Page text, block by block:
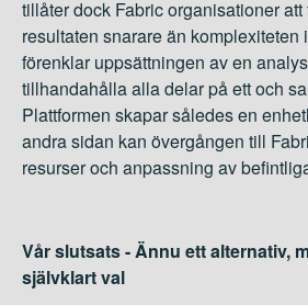
tillåter dock Fabric organisationer
resultaten snarare än komplexiteten
förenklar uppsättningen av en
tillhandahålla alla delar på ett och
Plattformen skapar således en
andra sidan kan övergången till
resurser och anpassning av
Vår slutsats - Ännu ett alternativ,
självklart val